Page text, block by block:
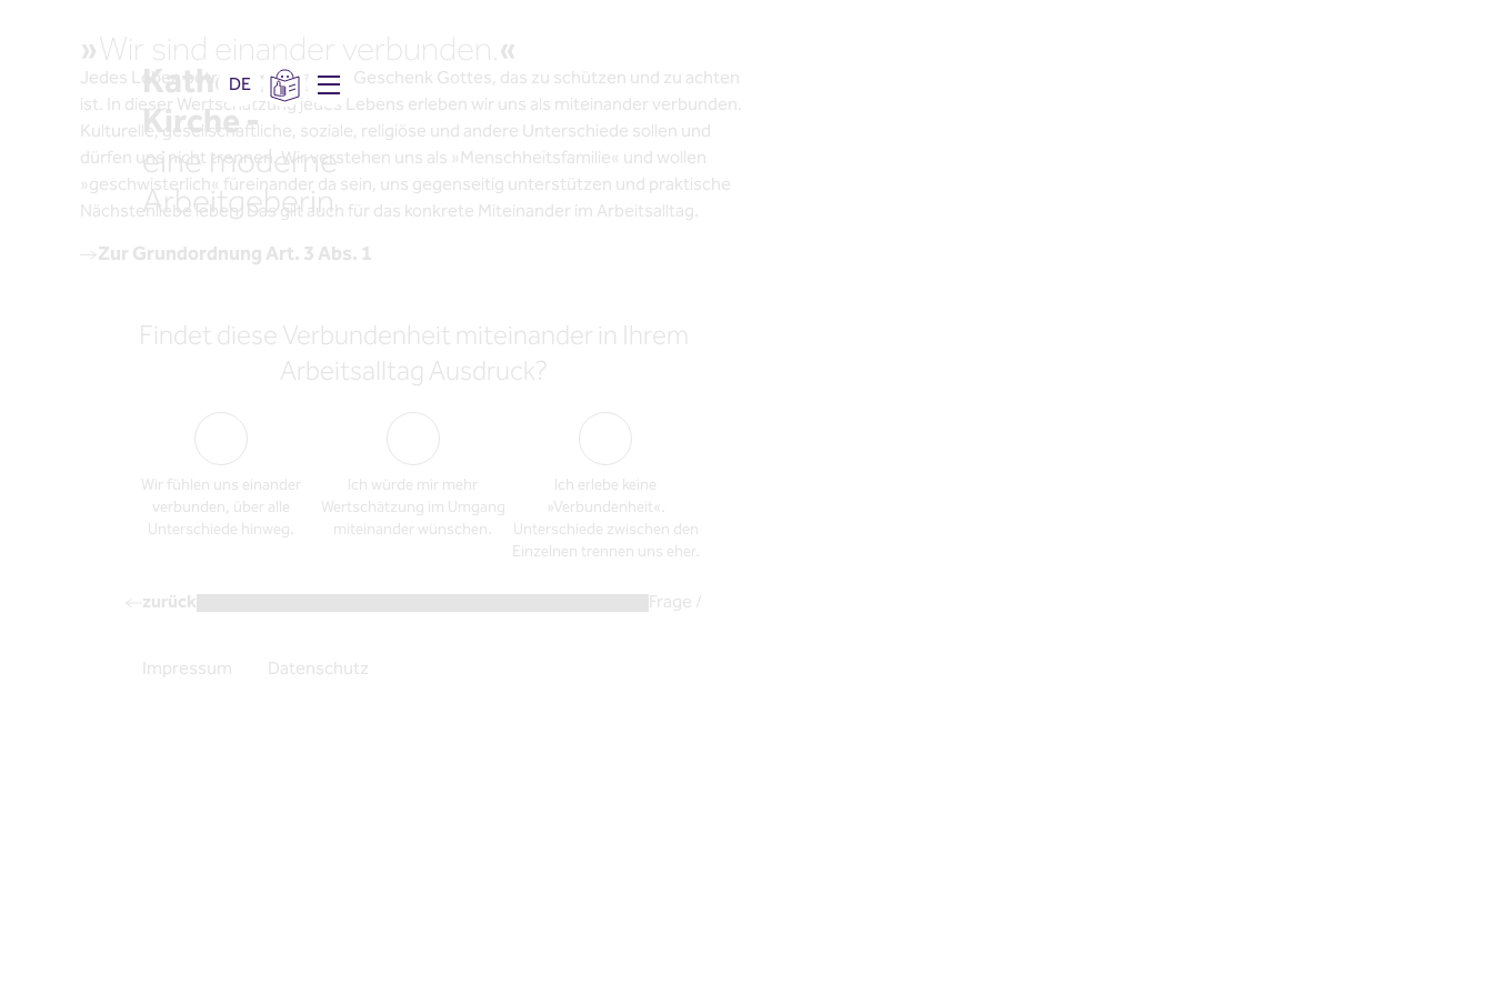
Katholische
Kirche -
eine moderne
Arbeitgeberin
DE
Einführung
Die neue
Grundordnung
Kontakt
»Wir sind einander verbunden. «
Jedes Leben betrachten wir als ein Geschenk Gottes, das zu schützen und zu achten
ist. In dieser Wertschätzung jedes Lebens erleben wir uns als miteinander verbunden.
Kulturelle, gesellschaftliche, soziale, religiöse und andere Unterschiede sollen und
dürfen uns nicht trennen. Wir verstehen uns als »Menschheitsfamilie« und wollen
»geschwisterlich« füreinander da sein, uns gegenseitig unterstützen und praktische
Nächstenliebe leben. Das gilt auch für das konkrete Miteinander im Arbeitsalltag.
Zur Grundordnung Art. 3 Abs. 1
Findet diese Verbundenheit miteinander in Ihrem
Arbeitsalltag Ausdruck?
Wir fühlen uns einander
verbunden, über alle
Unterschiede hinweg.
Ich würde mir mehr
Wertschätzung im Umgang
miteinander wünschen.
Ich erlebe keine
»Verbundenheit«.
Unterschiede zwischen den
Einzelnen trennen uns eher.
zurück Frage /
Impressum Datenschutz